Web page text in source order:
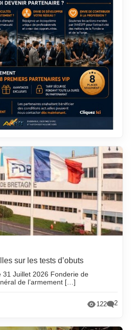
sur les tests d’obuts
Juillet 2026 Fonderie de
de l’armement […]
122 2